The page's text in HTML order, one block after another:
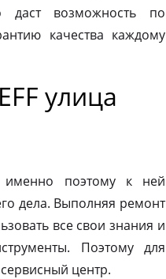
даст возможность по
качества каждому
улица
именно поэтому к ней
дела. Выполняя ремонт
все свои знания и
Поэтому для
центр.